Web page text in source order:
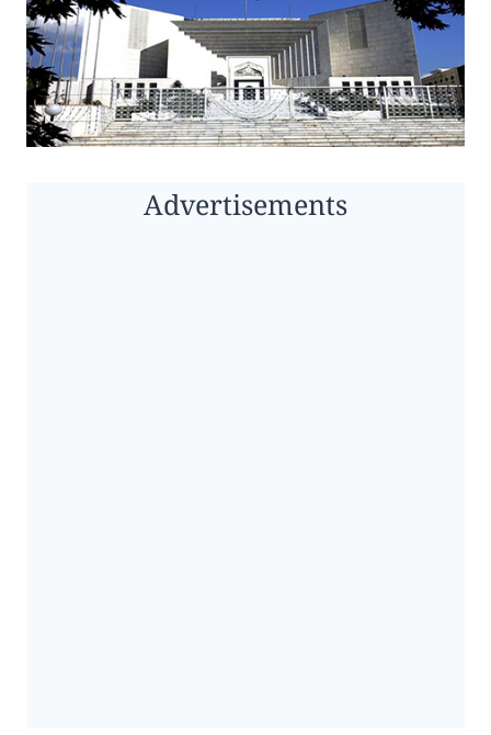
Advertisements